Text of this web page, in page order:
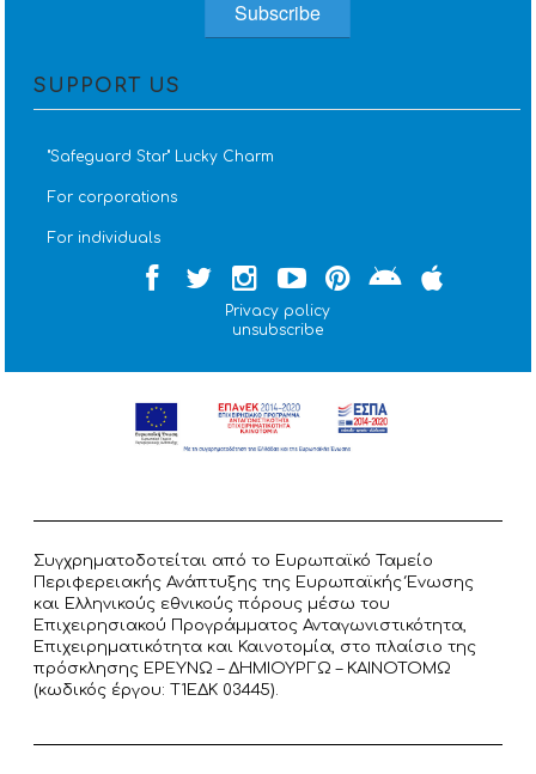
SUPPORT US
''Safeguard Star'' Lucky Charm
For corporations
For individuals
Privacy policy
unsubscribe
Συγχρηματοδοτείται από το Ευρωπαϊκό Ταμείο
Περιφερειακής Ανάπτυξης της Ευρωπαϊκής Ένωσης
και Ελληνικούς εθνικούς πόρους μέσω του
Επιχειρησιακού Προγράμματος Ανταγωνιστικότητα,
Επιχειρηματικότητα και Καινοτομία, στο πλαίσιο της
πρόσκλησης ΕΡΕΥΝΩ – ΔΗΜΙΟΥΡΓΩ – ΚΑΙΝΟΤΟΜΩ
(κωδικός έργου: T1ΕΔΚ 03445).